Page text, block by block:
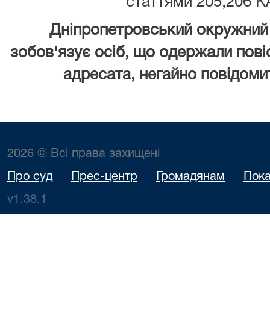
Дніпропетровський окружний
зобов'язує осіб, що одержали
адресата, негайно
2026 © Всі права захищені
Про суд Прес-центр Громадянам
v1.38.1